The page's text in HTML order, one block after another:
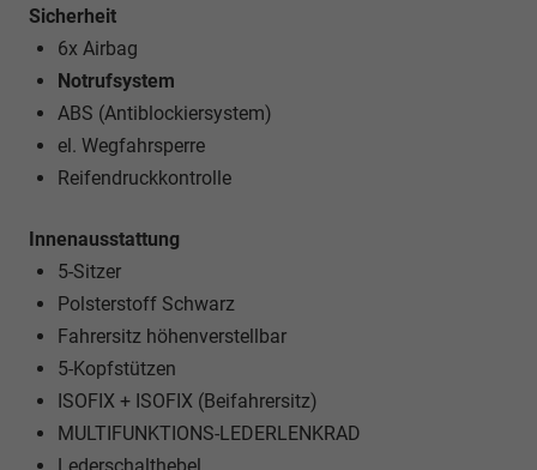
Sicherheit
6x Airbag
Notrufsystem
ABS (Antiblockiersystem)
el. Wegfahrsperre
Reifendruckkontrolle
Innenausstattung
5-Sitzer
Polsterstoff Schwarz
Fahrersitz höhenverstellbar
5-Kopfstützen
ISOFIX + ISOFIX (Beifahrersitz)
MULTIFUNKTIONS-LEDERLENKRAD
Lederschalthebel